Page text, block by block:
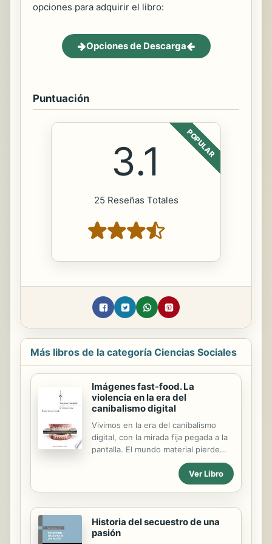
opciones para adquirir el libro:
Opciones de Descarga
Puntuación
POPULAR
3.1
25 Reseñas Totales
Más libros de la categoría Ciencias Sociales
Imágenes fast-food. La
violencia en la era del
canibalismo digital
Vivimos en la era del canibalismo
digital, con la mirada fija pegada a la
pantalla. El mundo material pierde
consistencia de manera progresiva,
hasta que nuestra realidad se
transforma en un simulacro, en
alimentamos de imágenes: imágenes
fast-food que, dado su carácter
espectacular y grandilocuente,
Ver Libro
Historia del secuestro de una
pasión